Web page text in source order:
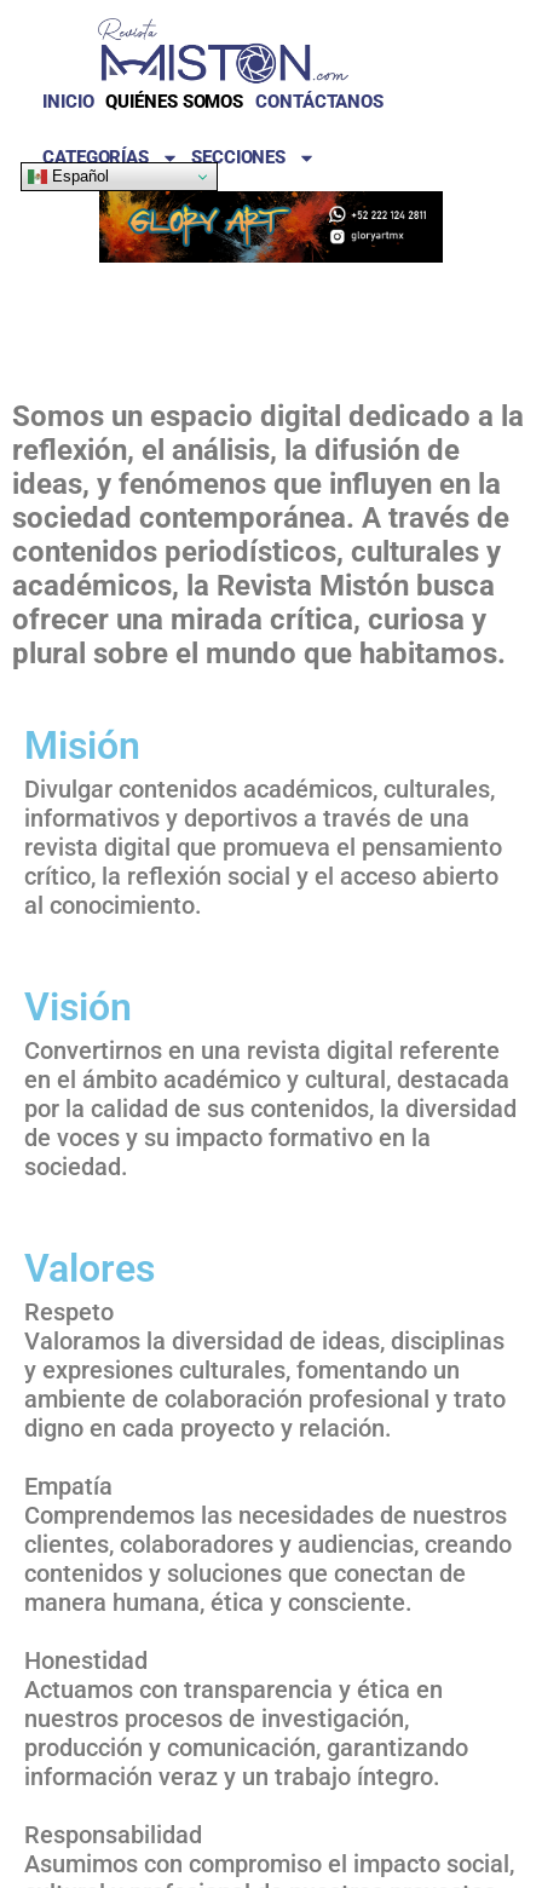
INICIO QUIÉNES SOMOS CONTÁCTANOS
CATEGORÍAS SECCIONES
Español
Somos un espacio digital dedicado a la
reflexión, el análisis, la difusión de
ideas, y fenómenos que influyen en la
sociedad contemporánea. A través de
contenidos periodísticos, culturales y
académicos, la Revista Mistón busca
ofrecer una mirada crítica, curiosa y
plural sobre el mundo que habitamos.
Misión
Divulgar contenidos académicos, culturales,
informativos y deportivos a través de una
revista digital que promueva el pensamiento
crítico, la reflexión social y el acceso abierto
al conocimiento.
Visión
Convertirnos en una revista digital referente
en el ámbito académico y cultural, destacada
por la calidad de sus contenidos, la diversidad
de voces y su impacto formativo en la
sociedad.
Valores
Respeto
Valoramos la diversidad de ideas, disciplinas
y expresiones culturales, fomentando un
ambiente de colaboración profesional y trato
digno en cada proyecto y relación.
Empatía
Comprendemos las necesidades de nuestros
clientes, colaboradores y audiencias, creando
contenidos y soluciones que conectan de
manera humana, ética y consciente.
Honestidad
Actuamos con transparencia y ética en
nuestros procesos de investigación,
producción y comunicación, garantizando
información veraz y un trabajo íntegro.
Responsabilidad
Asumimos con compromiso el impacto social,